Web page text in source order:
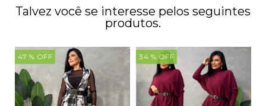
Talvez você se interesse pelos seguintes
produtos.
47 % OFF 34 % OFF